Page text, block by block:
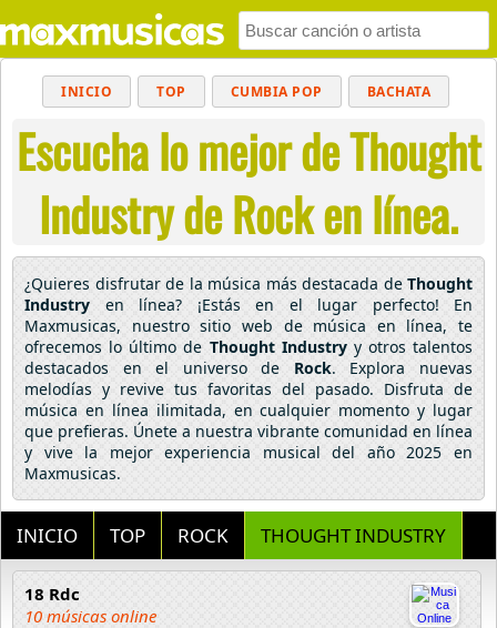
INICIO TOP CUMBIA POP BACHATA
MUSICA CRISTIANA REGGAETON
BALADAS ALTERNATIVO ELECTRÓNICA
CUMBIAS
Escucha lo mejor de Thought
Industry de Rock en línea.
¿Quieres disfrutar de la música más destacada de Thought
Industry en línea? ¡Estás en el lugar perfecto! En
Maxmusicas, nuestro sitio web de música en línea, te
ofrecemos lo último de Thought Industryy otros talentos
destacados en el universo de Rock. Explora nuevas
melodías y revive tus favoritas del pasado. Disfruta de
música en línea ilimitada, en cualquier momento y lugar
que prefieras. Únete a nuestra vibrante comunidad en línea
y vive la mejor experiencia musical del año 2025 en
Maxmusicas.
INICIO TOP ROCK THOUGHT INDUSTRY
18 Rdc
10 músicas online